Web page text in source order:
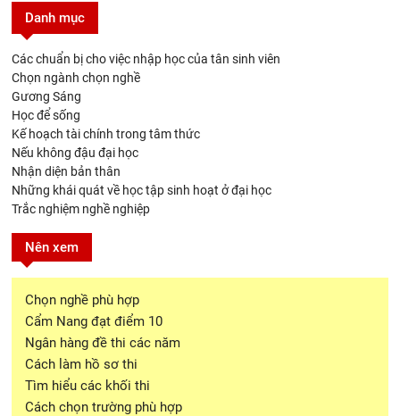
Danh mục
Các chuẩn bị cho việc nhập học của tân sinh viên
Chọn ngành chọn nghề
Gương Sáng
Học để sống
Kế hoạch tài chính trong tâm thức
Nếu không đậu đại học
Nhận diện bản thân
Những khái quát về học tập sinh hoạt ở đại học
Trắc nghiệm nghề nghiệp
Nên xem
Chọn nghề phù hợp
Cẩm Nang đạt điểm 10
Ngân hàng đề thi các năm
Cách làm hồ sơ thi
Tìm hiểu các khối thi
Cách chọn trường phù hợp